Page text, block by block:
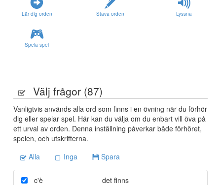
Lär dig orden Stava orden Lyssna
Spela spel
Välj frågor (87)
Vanligtvis används alla ord som finns i en övning när du förhör
dig eller spelar spel. Här kan du välja om du enbart vill öva på
ett urval av orden. Denna inställning påverkar både förhöret,
spelen, och utskrifterna.
Alla
Inga Spara
c'è det finns